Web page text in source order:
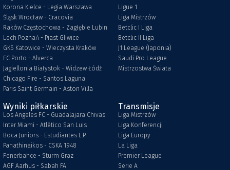
Korona Kielce - Legia Warszawa
Śląsk Wrocław - Cracovia
Raków Częstochowa - Zagłębie Lubin
Lech Poznań - Piast Gliwice
GKS Katowice - Wieczysta Kraków
FC Porto - Alverca
Jagiellonia Białystok - Widzew Łódź
Chicago Fire - Santos Laguna
Paris Saint Germain - Aston Villa
Ligue 1
Liga Mistrzów
Betclic I Liga
Betclic II Liga
J1 League (Japonia)
Saudi Pro League
Mistrzostwa Świata
Wyniki piłkarskie
Los Angeles FC - Guadalajara Chivas
Inter Miami - Atlético San Luis
Boca Juniors - Estudiantes L.P.
Panathinaikos - CSKA 1948
Fenerbahce - Sturm Graz
AGF Aarhus - Sabah FA
Transmisje
Liga Mistrzów
Liga Konferencji
Liga Europy
La Liga
Premier League
Serie A